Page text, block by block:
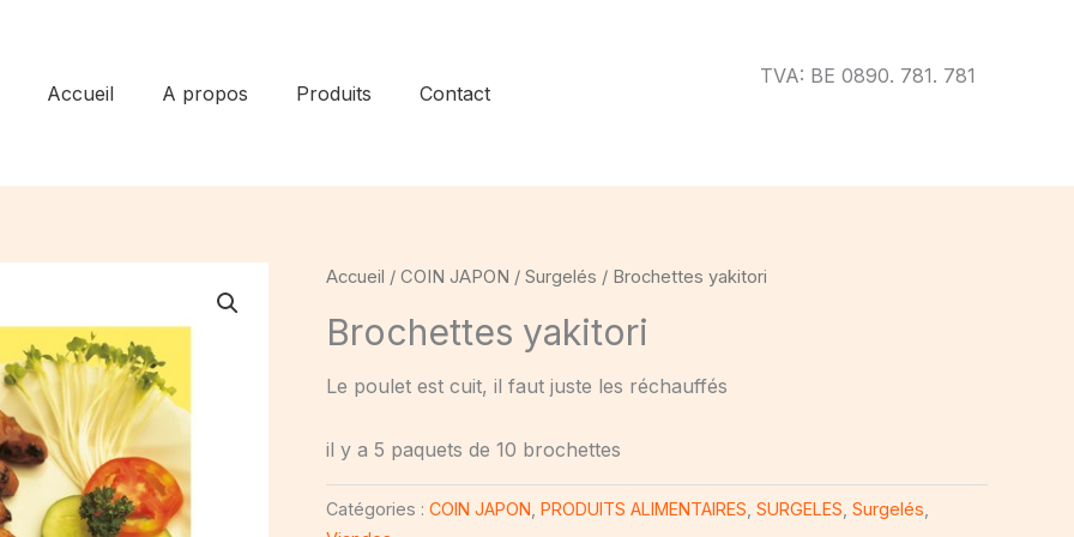
Accueil
A propos Produits Contact
TVA: BE 0890. 781. 781
Accueil / COIN JAPON / Surgelés / Brochettes yakitori
Brochettes yakitori
Le poulet est cuit, il faut juste les réchauffés
il y a 5 paquets de 10 brochettes
Catégories : COIN JAPON PRODUITS ALIMENTAIRES SURGELES Surgelés